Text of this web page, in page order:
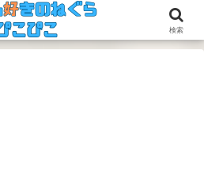
昔のゲームも面白い！
検索